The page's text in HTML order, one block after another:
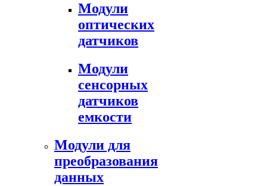
Модули
оптических
датчиков
Модули
сенсорных
датчиков
емкости
Модули для
преобразования
данных